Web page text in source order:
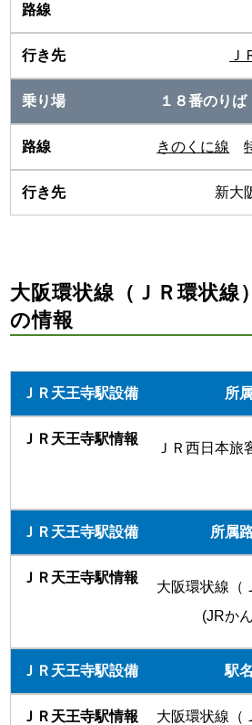
１８番のりば
きのくに線
新大
大阪環状線（ＪＲ環状線
の情報
所
ＪＲ西日本旅
所属
大阪環状線（
(JRか
駅名
大阪環状線（